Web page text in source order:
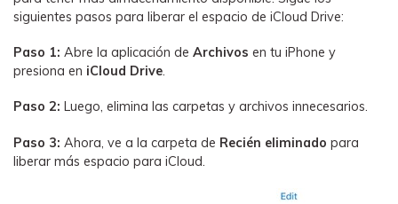
siguientes pasos para liberar el espacio de iCloud Drive:
Paso 1: Abre la aplicación de Archivos en tu iPhone y
presiona en iCloud Drive.
Paso 2: Luego, elimina las carpetas y archivos innecesarios.
Paso 3: Ahora, ve a la carpeta de Recién eliminado para
liberar más espacio para iCloud.